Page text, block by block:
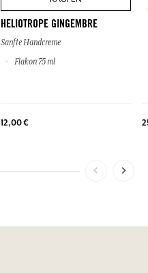
HELIOTROPE GINGEMBRE
Sanfte Handcreme
Flakon 75 ml
12,00 €